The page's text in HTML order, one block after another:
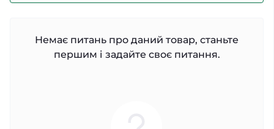
Немає питань про даний товар, станьте
першим і задайте своє питання.